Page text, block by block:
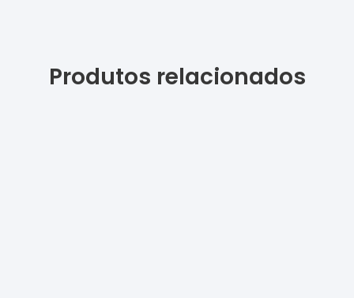
Produtos relacionados